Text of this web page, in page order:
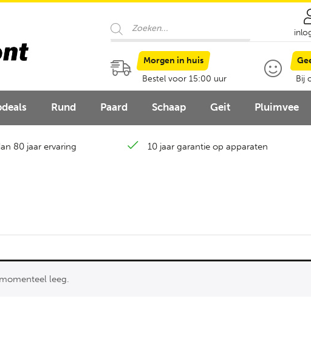
Producten
zoeken
Morgen in huis
Bestel voor 15:00 uur
Bij
Rund Paard Schaap Geit Pluimvee
80 jaar ervaring 10 jaar garantie op apparaten
leeg.